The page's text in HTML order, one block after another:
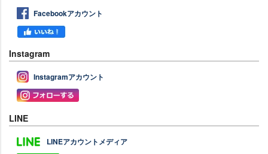
Facebookアカウント
Instagram
Instagramアカウント
LINE
LINEアカウントメディア